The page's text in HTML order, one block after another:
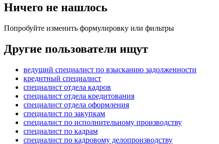
Ничего не нашлось
Попробуйте изменить формулировку или фильтры
Другие пользователи ищут
ведущий специалист по взысканию задолженности
кредитный специалист
специалист отдела кадров
специалист отдела кредитования
специалист отдела оформления
специалист по закупкам
специалист по исполнительному производству
специалист по кадрам
специалист по кадровому делопроизводству